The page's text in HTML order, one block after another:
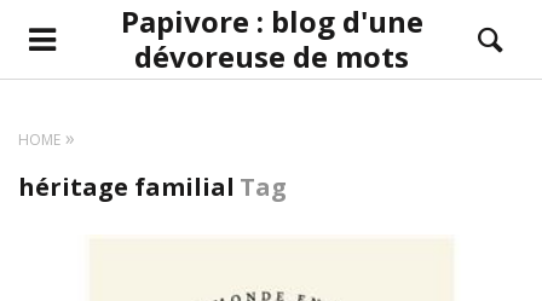
Papivore : blog d'une
dévoreuse de mots
HOME
héritage familial Tag